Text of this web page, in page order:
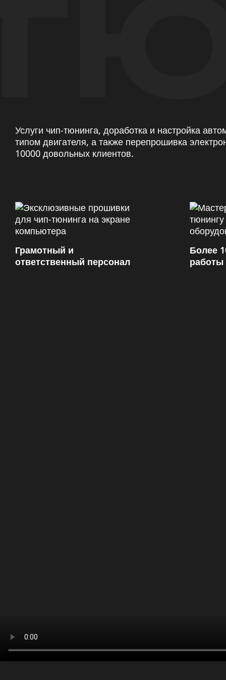
Услуги чип-тюнинга, доработка и настройка
типом двигателя, а также перепрошивка
10000 довольных клиентов.
Грамотный и
ответственный персонал
Более
работы